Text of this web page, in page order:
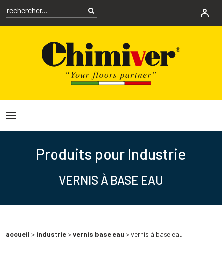
Produits pour Industrie
VERNIS À BASE EAU
accueil > industrie>vernis base eau > vernis à base eau